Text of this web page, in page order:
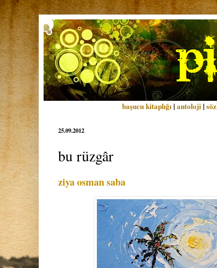
başucu kitaplığı |antoloji |
25.09.2012
bu rüzgâr
ziya osman saba